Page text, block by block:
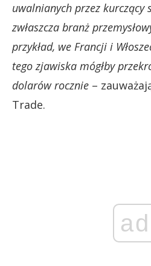
uwalnianych przez kurczący
zwłaszcza branż
przykład, we Francji i
tego zjawiska mógłby
dolarów rocznie –
Trade.
ad